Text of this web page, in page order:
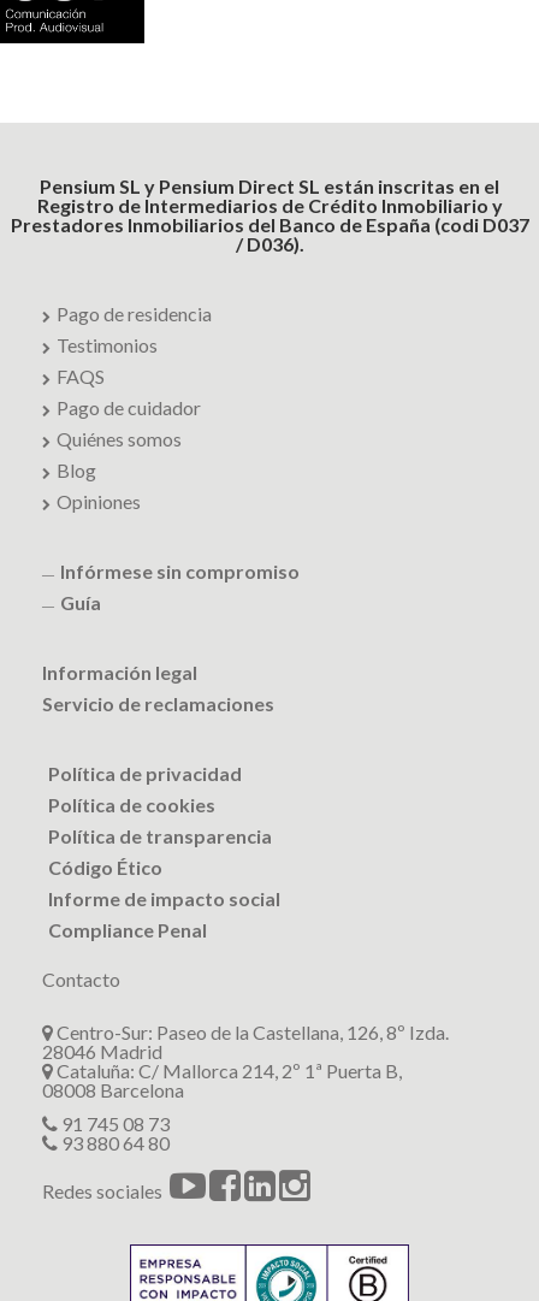
Pensium SL y Pensium Direct SL están inscritas en el
Registro de Intermediarios de Crédito Inmobiliario y
Prestadores Inmobiliarios del Banco de España (codi D037
/ D036).
Pago de residencia
Testimonios
FAQS
Pago de cuidador
Quiénes somos
Blog
Opiniones
Infórmese sin compromiso
Guía
Información legal
Servicio de reclamaciones
Política de privacidad
Política de cookies
Política de transparencia
Código Ético
Informe de impacto social
Compliance Penal
Contacto
Centro-Sur: Paseo de la Castellana, 126, 8º Izda.
28046 Madrid
Cataluña: C/ Mallorca 214, 2º 1ª Puerta B,
08008 Barcelona
91 745 08 73
93 880 64 80
Redes sociales